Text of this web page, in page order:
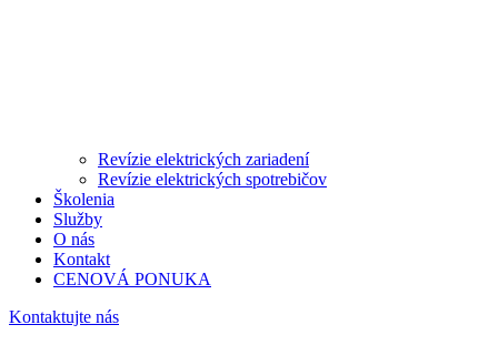
Revízie elektrických zariadení
Revízie elektrických spotrebičov
Školenia
Služby
O nás
Kontakt
CENOVÁ PONUKA
Kontaktujte nás